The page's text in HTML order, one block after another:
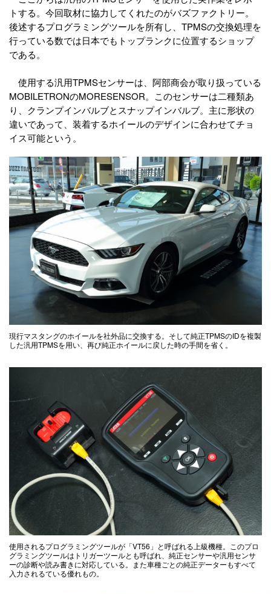
トする。今回取材に協力してくれたのがバズファクトリー。
後述するプログラミングツールを所有し、TPMSの交換処理を
行っている数では日本でもトップランクに位置するショップ
である。
使用する汎用TPMSセンサーは、阿部商会が取り扱っている
MOBILETRONのMORESENSOR。このセンサーは二種類あ
り、クランプインバルブとスナップインバルブ。主に形状の
違いであって、装着するホイールのデザインに合わせてチョ
イス可能という。
現行マスタングのホイールを社外品に交換する。そして純正TPMSのIDを複製
した汎用TPMSを用い、再び純正ホイールに戻した時の手間を省く。
使用されるプログラミングツールが「VT56」と呼ばれる上級機種。このプロ
グラミングツールはトリガーツールとも呼ばれ、純正センサーや汎用センサ
ーの診断や読み書きに対応している。また車種ごとの純正データーもすべて
入力されるている優れもの。